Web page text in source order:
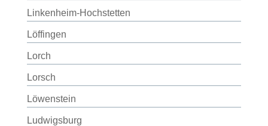
Linkenheim-Hochstetten
Löffingen
Lorch
Lorsch
Löwenstein
Ludwigsburg